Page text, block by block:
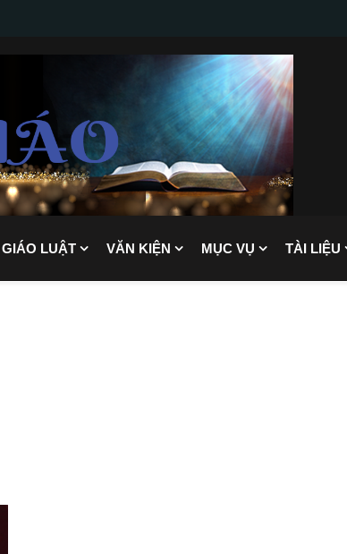
GIÁO LUẬT VĂN KIỆN MỤC VỤ TÀI LIỆU